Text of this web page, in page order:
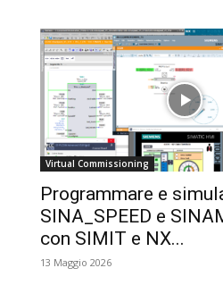
Virtual Commissioning
Programmare e
SINA_SPEED e
con SIMIT e NX...
13 Maggio 2026